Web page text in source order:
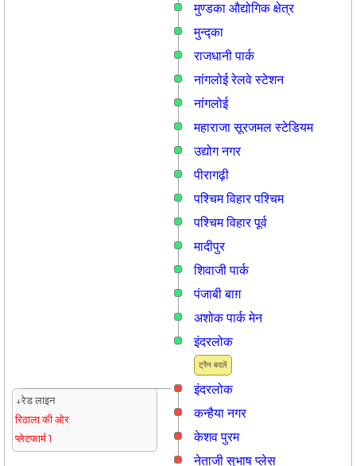
मुण्डका औद्योगिक क्षेत्र
मुन्द्का
राजधानी पार्क
नांगलोई रेलवे स्टेशन
नांगलोई
महाराजा सूरजमल स्टेडियम
उद्योग नगर
पीरागढ़ी
पश्चिम विहार पश्चिम
पश्चिम विहार पूर्व
मादीपुर
शिवाजी पार्क
पंजाबी बाग़
अशोक पार्क मेन
ट्रैन बदलें
इंदरलोक
इंदरलोक
↓रेड लाइन
रिठाला की ओर
प्लेटफार्म 1
कन्हैया नगर
केशव पुरम
नेताजी सुभाष प्लेस